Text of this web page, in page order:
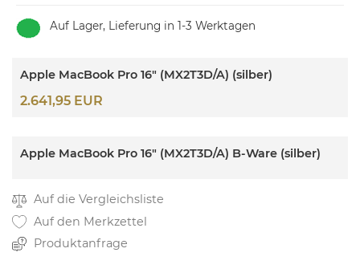
Auf Lager, Lieferung in 1-3 Werktagen
Apple MacBook Pro 16" (MX2T3D/A) (silber)
2.641,95 EUR
Apple MacBook Pro 16" (MX2T3D/A) B-Ware (silber)
Auf die Vergleichsliste
Auf den Merkzettel
Produktanfrage